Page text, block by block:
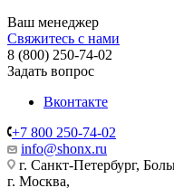
Ваш менеджер
Свяжитесь с нами
8 (800) 250-74-02
Задать вопрос
Вконтакте
+7 800 250-74-02
info@shonx.ru
г. Санкт-Петербург,
г. Москва,